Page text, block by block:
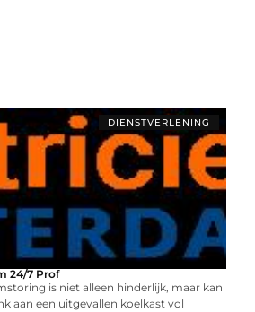
DIENSTVERLENING
24/7 Prof
is niet alleen hinderlijk, maar kan
aan een uitgevallen koelkast vol